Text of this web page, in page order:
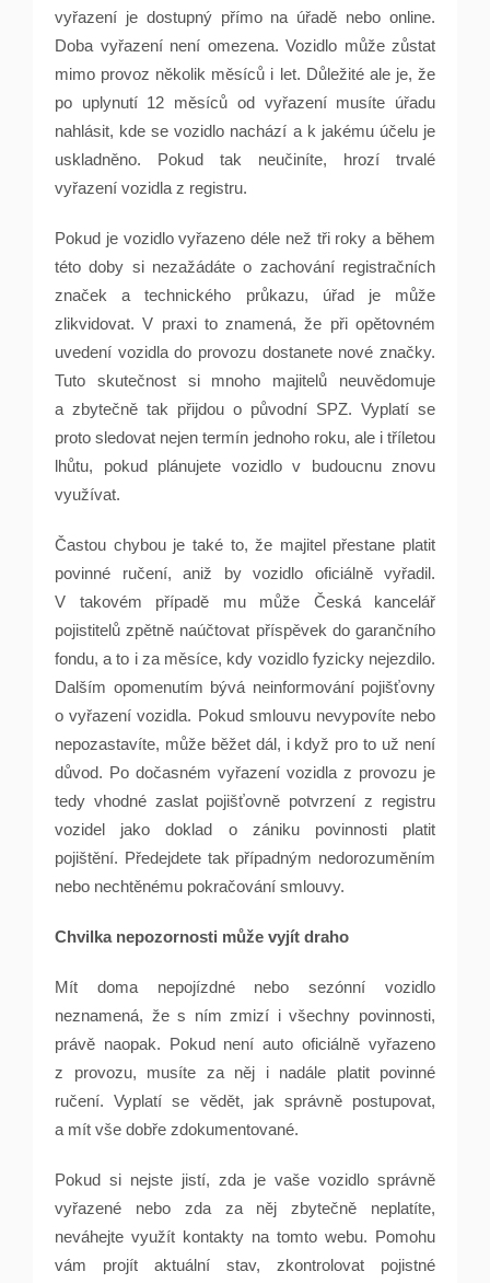
vyřazení je dostupný přímo na úřadě nebo online.
Doba vyřazení není omezena. Vozidlo může zůstat
mimo provoz několik měsíců i let. Důležité ale je, že
po uplynutí 12 měsíců od vyřazení musíte úřadu
nahlásit, kde se vozidlo nachází a k jakému účelu je
uskladněno. Pokud tak neučiníte, hrozí trvalé
vyřazení vozidla z registru.
Pokud je vozidlo vyřazeno déle než tři roky a během
této doby si nezažádáte o zachování registračních
značek a technického průkazu, úřad je může
zlikvidovat. V praxi to znamená, že při opětovném
uvedení vozidla do provozu dostanete nové značky.
Tuto skutečnost si mnoho majitelů neuvědomuje
a zbytečně tak přijdou o původní SPZ. Vyplatí se
proto sledovat nejen termín jednoho roku, ale i tříletou
lhůtu, pokud plánujete vozidlo v budoucnu znovu
využívat.
Častou chybou je také to, že majitel přestane platit
povinné ručení, aniž by vozidlo oficiálně vyřadil.
V takovém případě mu může Česká kancelář
pojistitelů zpětně naúčtovat příspěvek do garančního
fondu, a to i za měsíce, kdy vozidlo fyzicky nejezdilo.
Dalším opomenutím bývá neinformování pojišťovny
o vyřazení vozidla. Pokud smlouvu nevypovíte nebo
nepozastavíte, může běžet dál, i když pro to už není
důvod. Po dočasném vyřazení vozidla z provozu je
tedy vhodné zaslat pojišťovně potvrzení z registru
vozidel jako doklad o zániku povinnosti platit
pojištění. Předejdete tak případným nedorozuměním
nebo nechtěnému pokračování smlouvy.
Chvilka nepozornosti může vyjít draho
Mít doma nepojízdné nebo sezónní vozidlo
neznamená, že s ním zmizí i všechny povinnosti,
právě naopak. Pokud není auto oficiálně vyřazeno
z provozu, musíte za něj i nadále platit povinné
ručení. Vyplatí se vědět, jak správně postupovat,
a mít vše dobře zdokumentované.
Pokud si nejste jistí, zda je vaše vozidlo správně
vyřazené nebo zda za něj zbytečně neplatíte,
neváhejte využít kontakty na tomto webu. Pomohu
vám projít aktuální stav, zkontrolovat pojistné